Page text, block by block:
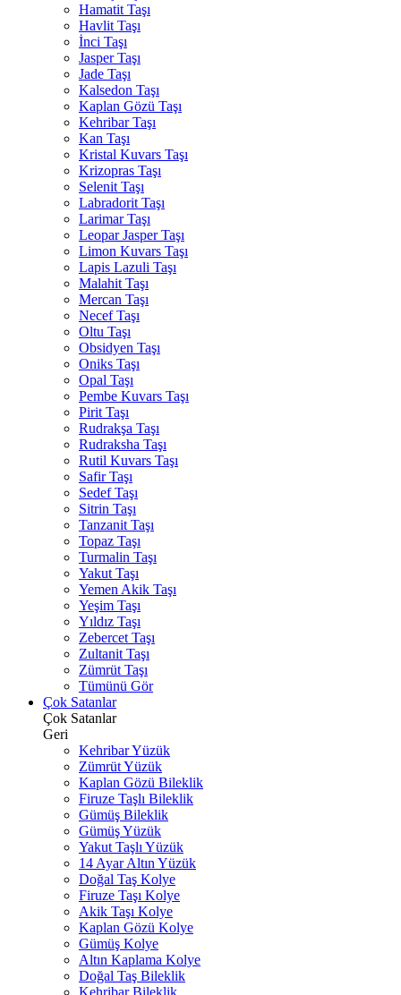
Hamatit Taşı
Havlit Taşı
İnci Taşı
Jasper Taşı
Jade Taşı
Kalsedon Taşı
Kaplan Gözü Taşı
Kehribar Taşı
Kan Taşı
Kristal Kuvars Taşı
Krizopras Taşı
Selenit Taşı
Labradorit Taşı
Larimar Taşı
Leopar Jasper Taşı
Limon Kuvars Taşı
Lapis Lazuli Taşı
Malahit Taşı
Mercan Taşı
Necef Taşı
Oltu Taşı
Obsidyen Taşı
Oniks Taşı
Opal Taşı
Pembe Kuvars Taşı
Pirit Taşı
Rudrakşa Taşı
Rudraksha Taşı
Rutil Kuvars Taşı
Safir Taşı
Sedef Taşı
Sitrin Taşı
Tanzanit Taşı
Topaz Taşı
Turmalin Taşı
Yakut Taşı
Yemen Akik Taşı
Yeşim Taşı
Yıldız Taşı
Zebercet Taşı
Zultanit Taşı
Zümrüt Taşı
Tümünü Gör
Çok Satanlar
Çok Satanlar
Geri
Kehribar Yüzük
Zümrüt Yüzük
Kaplan Gözü Bileklik
Firuze Taşlı Bileklik
Gümüş Bileklik
Gümüş Yüzük
Yakut Taşlı Yüzük
14 Ayar Altın Yüzük
Doğal Taş Kolye
Firuze Taşı Kolye
Akik Taşı Kolye
Kaplan Gözü Kolye
Gümüş Kolye
Altın Kaplama Kolye
Doğal Taş Bileklik
Kehribar Bileklik